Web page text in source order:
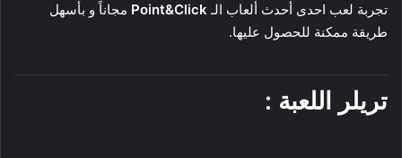
تجربة لعب احدى أحدث ألعاب الـPoint&Click مجاناً و بأسهل
طريقة ممكنة للحصول عليها.
تريلر اللعبة :